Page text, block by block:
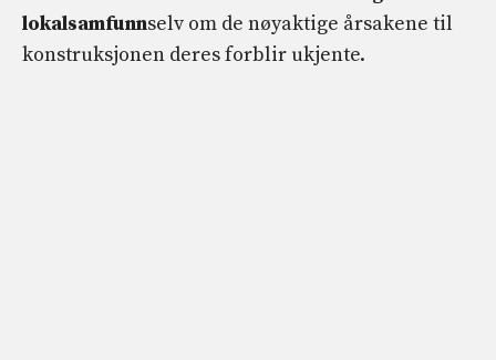
lokalsamfunnselv om de nøyaktige årsakene til
konstruksjonen deres forblir ukjente.